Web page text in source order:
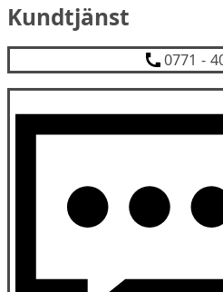
Kundtjänst
0771 -